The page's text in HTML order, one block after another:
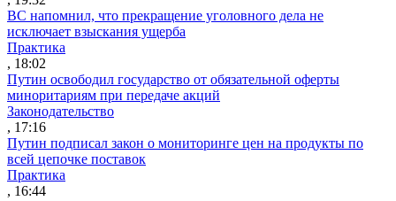
ВС напомнил, что прекращение уголовного дела не
исключает взыскания ущерба
Практика
, 18:02
Путин освободил государство от обязательной оферты
миноритариям при передаче акций
Законодательство
, 17:16
Путин подписал закон о мониторинге цен на продукты по
всей цепочке поставок
Практика
, 16:44